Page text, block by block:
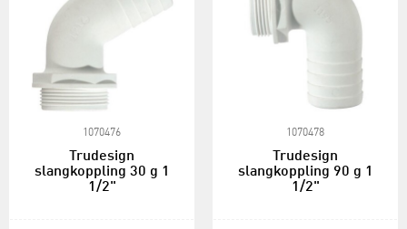
1070476
Trudesign
slangkoppling 30 g 1
1/2"
1070478
Trudesign
slangkoppling 90 g 1
1/2"